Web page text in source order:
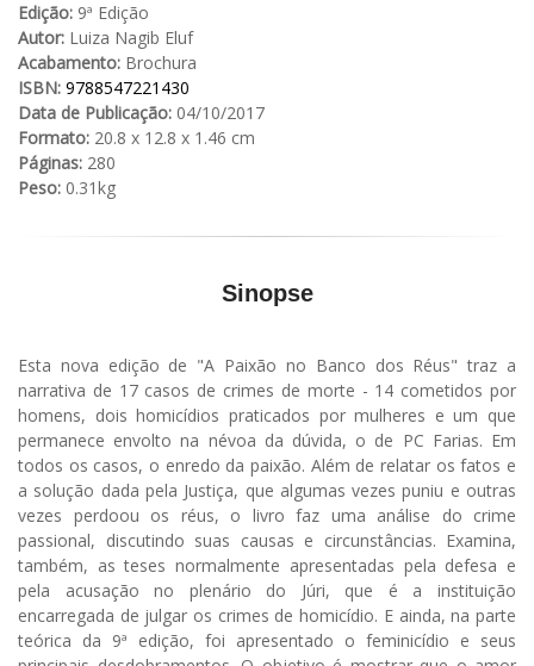
Edição: 9ª Edição
Autor: Luiza Nagib Eluf
Acabamento: Brochura
ISBN: 9788547221430
Data de Publicação: 04/10/2017
Formato: 20.8 x 12.8 x 1.46 cm
Páginas: 280
Peso: 0.31kg
Sinopse
Esta nova edição de "A Paixão no Banco dos Réus" traz a
narrativa de 17 casos de crimes de morte - 14 cometidos por
homens, dois homicídios praticados por mulheres e um que
permanece envolto na névoa da dúvida, o de PC Farias. Em
todos os casos, o enredo da paixão. Além de relatar os fatos e
a solução dada pela Justiça, que algumas vezes puniu e outras
vezes perdoou os réus, o livro faz uma análise do crime
passional, discutindo suas causas e circunstâncias. Examina,
também, as teses normalmente apresentadas pela defesa e
pela acusação no plenário do Júri, que é a instituição
encarregada de julgar os crimes de homicídio. E ainda, na parte
teórica da 9ª edição, foi apresentado o feminicídio e seus